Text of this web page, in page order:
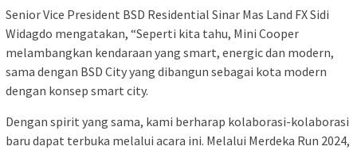
Senior Vice President BSD Residential Sinar Mas Land FX Sidi
Widagdo mengatakan, “Seperti kita tahu, Mini Cooper
melambangkan kendaraan yang smart, energic dan modern,
sama dengan BSD City yang dibangun sebagai kota modern
dengan konsep smart city.
Dengan spirit yang sama, kami berharap kolaborasi-kolaborasi
baru dapat terbuka melalui acara ini. Melalui Merdeka Run 2024,